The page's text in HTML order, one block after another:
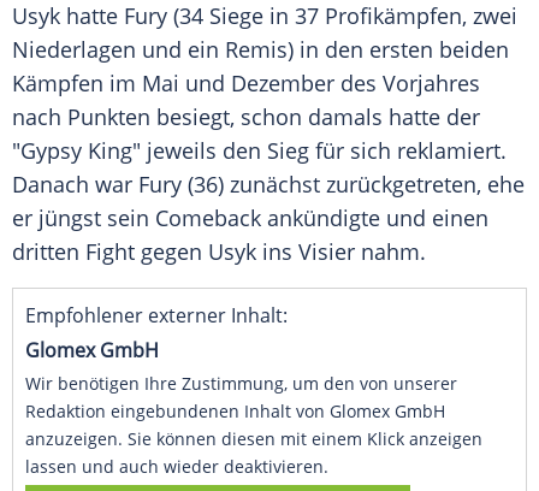
Usyk hatte Fury (34 Siege in 37 Profikämpfen, zwei
Niederlagen und ein Remis) in den ersten beiden
Kämpfen im Mai und Dezember des Vorjahres
nach Punkten besiegt, schon damals hatte der
"Gypsy King" jeweils den Sieg für sich reklamiert.
Danach war Fury (36) zunächst zurückgetreten, ehe
er jüngst sein Comeback ankündigte und einen
dritten Fight gegen Usyk ins Visier nahm.
Empfohlener externer Inhalt:
Glomex GmbH
Wir benötigen Ihre Zustimmung, um den von unserer
Redaktion eingebundenen Inhalt von Glomex GmbH
anzuzeigen. Sie können diesen mit einem Klick anzeigen
lassen und auch wieder deaktivieren.